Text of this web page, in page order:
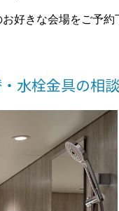
好きな会場をご予約
水栓金具の相